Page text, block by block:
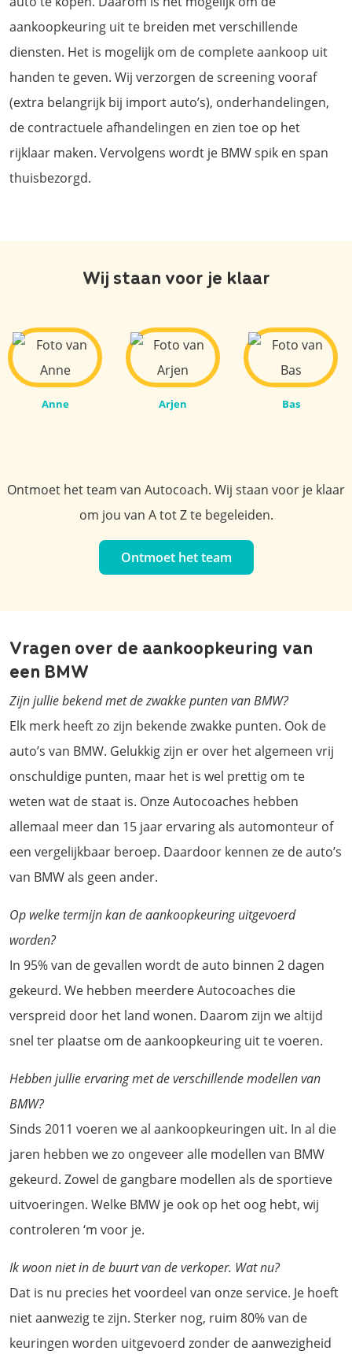
aankoopkeuring uit te breiden met verschillende
diensten. Het is mogelijk om de complete aankoop uit
handen te geven. Wij verzorgen de screening vooraf
(extra belangrijk bij import auto’s), onderhandelingen,
de contractuele afhandelingen en zien toe op het
rijklaar maken. Vervolgens wordt je BMW spik en span
thuisbezorgd.
Wij staan voor je klaar
Anne Arjen Bas
Ontmoet het team van Autocoach. Wij staan voor je klaar
om jou van A tot Z te begeleiden.
Ontmoet het team
Vragen over de aankoopkeuring van
een BMW
Zijn jullie bekend met de zwakke punten van BMW?
Elk merk heeft zo zijn bekende zwakke punten. Ook de
auto’s van BMW. Gelukkig zijn er over het algemeen vrij
onschuldige punten, maar het is wel prettig om te
weten wat de staat is. Onze Autocoaches hebben
allemaal meer dan 15 jaar ervaring als automonteur of
een vergelijkbaar beroep. Daardoor kennen ze de auto’s
van BMW als geen ander.
Op welke termijn kan de aankoopkeuring uitgevoerd
worden?
In 95% van de gevallen wordt de auto binnen 2 dagen
gekeurd. We hebben meerdere Autocoaches die
verspreid door het land wonen. Daarom zijn we altijd
snel ter plaatse om de aankoopkeuring uit te voeren.
Hebben jullie ervaring met de verschillende modellen van
BMW?
Sinds 2011 voeren we al aankoopkeuringen uit. In al die
jaren hebben we zo ongeveer alle modellen van BMW
gekeurd. Zowel de gangbare modellen als de sportieve
uitvoeringen. Welke BMW je ook op het oog hebt, wij
controleren ‘m voor je.
Ik woon niet in de buurt van de verkoper. Wat nu?
Dat is nu precies het voordeel van onze service. Je hoeft
niet aanwezig te zijn. Sterker nog, ruim 80% van de
keuringen worden uitgevoerd zonder de aanwezigheid